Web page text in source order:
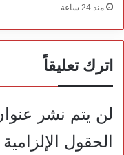
منذ 24 ساعة
اترك تعليقاً
لن يتم نشر
الحقول